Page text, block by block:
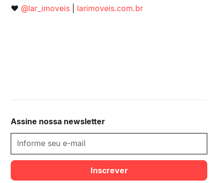
❤️ @lar_imoveis larimoveis.com.br
Assine nossa newsletter